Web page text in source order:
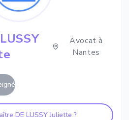
Avocat à
Nantes
DE LUSSY Juliette ?